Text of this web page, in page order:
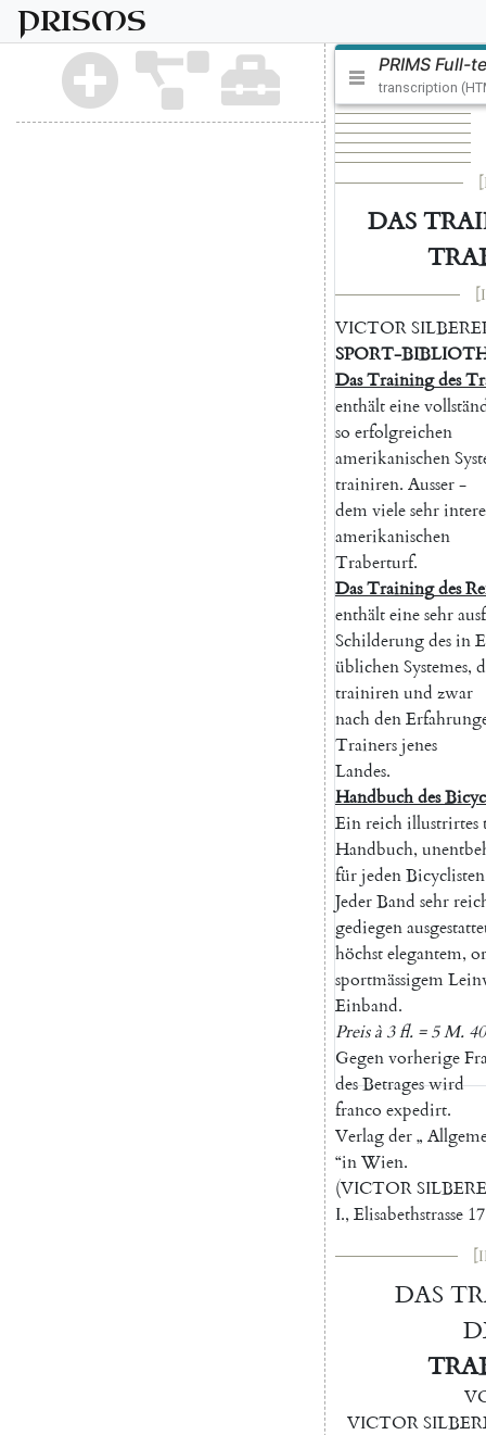
PRISMS
PRIMS Full-
transcription
DAS
VICTOR
SPORT-
DasTrainingdes
enthälteine
so erfolgreichen
amerikanischen
trainiren. Ausser-
demvielesehr
amerikanischen
Traberturf.
DasTrainingdes
enthälteinesehr
Schilderungdesin
üblichenSystemes,
trainirenund zwar
nachden
Trainersjenes
Landes.
Handbuchdes
Einreichillustrirtes
Handbuch,
fürjedenBicyclisten
JederBand sehr
gediegen
höchstelegantem,
sportmässigem
Einband.
Preis à 3fl. = 5M. 40
Gegenvorherige
desBetrageswird
franco expedirt.
Verlagder„
“inWien.
(VICTOR
I., Elisabethstrasse
DAS
VICTOR